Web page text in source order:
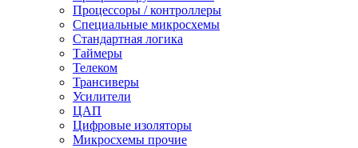
Процессоры / контроллеры
Специальные микросхемы
Стандартная логика
Таймеры
Телеком
Трансиверы
Усилители
ЦАП
Цифровые изоляторы
Микросхемы прочие